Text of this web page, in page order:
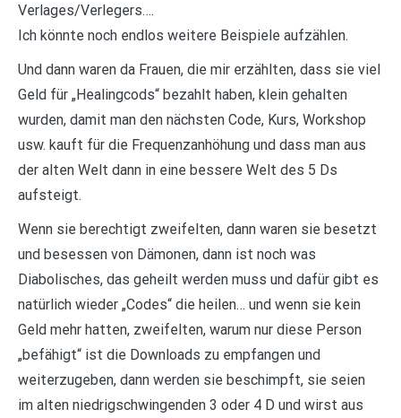
Verlages/Verlegers….
Ich könnte noch endlos weitere Beispiele aufzählen.
Und dann waren da Frauen, die mir erzählten, dass sie viel
Geld für „Healingcods“ bezahlt haben, klein gehalten
wurden, damit man den nächsten Code, Kurs, Workshop
usw. kauft für die Frequenzanhöhung und dass man aus
der alten Welt dann in eine bessere Welt des 5 Ds
aufsteigt.
Wenn sie berechtigt zweifelten, dann waren sie besetzt
und besessen von Dämonen, dann ist noch was
Diabolisches, das geheilt werden muss und dafür gibt es
natürlich wieder „Codes“ die heilen… und wenn sie kein
Geld mehr hatten, zweifelten, warum nur diese Person
„befähigt“ ist die Downloads zu empfangen und
weiterzugeben, dann werden sie beschimpft, sie seien
im alten niedrigschwingenden 3 oder 4 D und wirst aus